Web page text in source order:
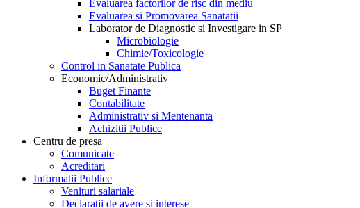
Evaluarea factorilor de risc din mediu
Evaluarea si Promovarea Sanatatii
Laborator de Diagnostic si Investigare in SP
Microbiologie
Chimie/Toxicologie
Control in Sanatate Publica
Economic/Administrativ
Buget Finante
Contabilitate
Administrativ si Mentenanta
Achizitii Publice
Centru de presa
Comunicate
Acreditari
Informatii Publice
Venituri salariale
Declaratii de avere si interese